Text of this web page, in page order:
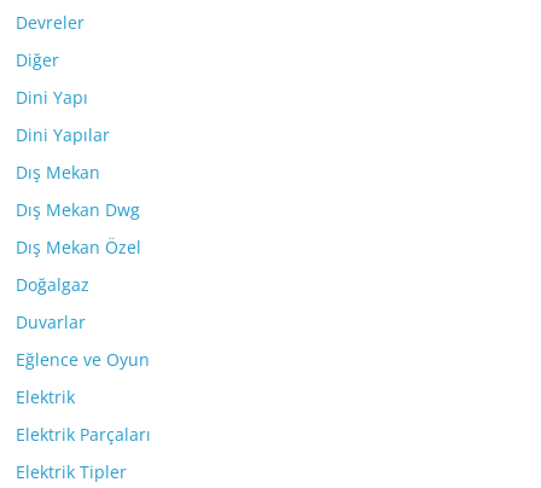
Devreler
Diğer
Dini Yapı
Dini Yapılar
Dış Mekan
Dış Mekan Dwg
Dış Mekan Özel
Doğalgaz
Duvarlar
Eğlence ve Oyun
Elektrik
Elektrik Parçaları
Elektrik Tipler